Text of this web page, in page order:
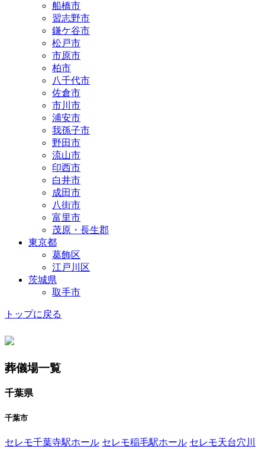
船橋市
習志野市
鎌ケ谷市
松戸市
市原市
柏市
八千代市
佐倉市
市川市
浦安市
我孫子市
野田市
流山市
印西市
白井市
成田市
八街市
富里市
茂原・長生郡
東京都
葛飾区
江戸川区
茨城県
取手市
トップに戻る
葬儀場一覧
千葉県
千葉市
セレモ千葉寺駅ホール セレモ稲毛駅ホール セレモ天台穴川